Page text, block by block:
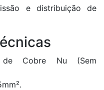
e distribuição de
Cobre Nu (Sem